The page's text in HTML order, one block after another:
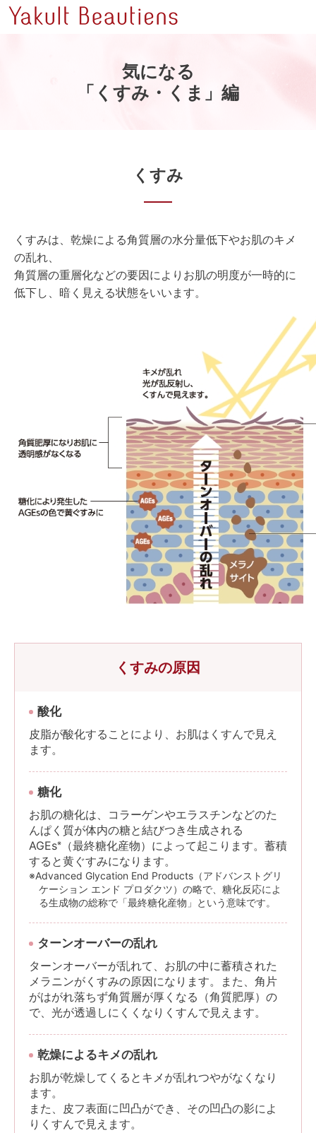
気になる
「くすみ・くま」編
くすみ
くすみは、乾燥による角質層の水分量低下やお肌のキメ
の乱れ、
角質層の重層化などの要因によりお肌の明度が一時的に
低下し、暗く見える状態をいいます。
くすみの原因
酸化
皮脂が酸化することにより、お肌はくすんで見え
ます。
糖化
お肌の糖化は、コラーゲンやエラスチンなどのた
んぱく質が体内の糖と結びつき生成される
AGEs※
（最終糖化産物）によって起こります。蓄積
すると黄ぐすみになります。
※Advanced Glycation End Products（アドバンストグリ
ケーション エンド プロダクツ）の略で、糖化反応によ
る生成物の総称で「最終糖化産物」という意味です。
ターンオーバーの乱れ
ターンオーバーが乱れて、お肌の中に蓄積された
メラニンがくすみの原因になります。また、角片
がはがれ落ちず角質層が厚くなる（角質肥厚）の
で、光が透過しにくくなりくすんで見えます。
乾燥によるキメの乱れ
お肌が乾燥してくるとキメが乱れつやがなくなり
ます。
また、皮フ表面に凹凸ができ、その凹凸の影によ
りくすんで見えます。